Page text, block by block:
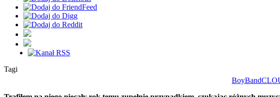
Tagi
BoyBand